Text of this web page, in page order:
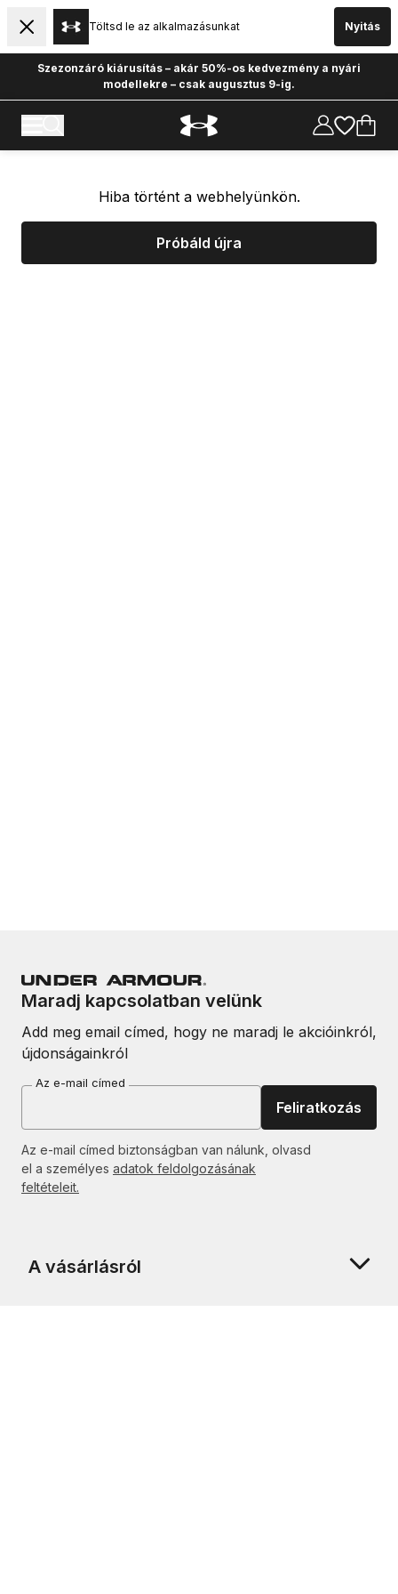
Töltsd le az alkalmazásunkat Nyitás
Szezonzáró kiárusítás – akár 50%-os kedvezmény a nyári
modellekre – csak augusztus 9-ig.
Hiba történt a webhelyünkön.
Próbáld újra
Maradj kapcsolatban velünk
Add meg email címed, hogy ne maradj le akcióinkról,
újdonságainkról
Az e-mail címed
Feliratkozás
Az e-mail címed biztonságban van nálunk, olvasd
el a személyes adatok feldolgozásának
feltételeit.
A vásárlásról